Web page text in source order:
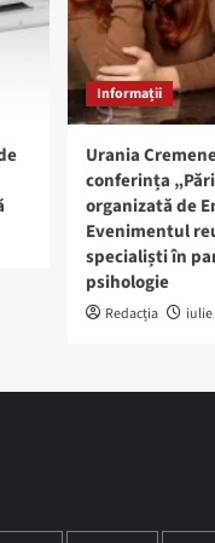
Informații
Urania
conferința
organizată de
Evenimentul
specialiști în
psihologie
Redacția iulie